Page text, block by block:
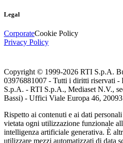
Legal
CorporateCookie Policy
Privacy Policy
Copyright © 1999-2026 RTI S.p.A.
03976881007 - Tutti i diritti riservati -
S.p.A. - RTI S.p.A., Mediaset N.V.,
Bassi) - Uffici Viale Europa 46,
Rispetto ai contenuti e ai dati
vietata ogni utilizzazione funzionale
intelligenza artificiale generativa. È
utilizzare mezzi automatizzati di data